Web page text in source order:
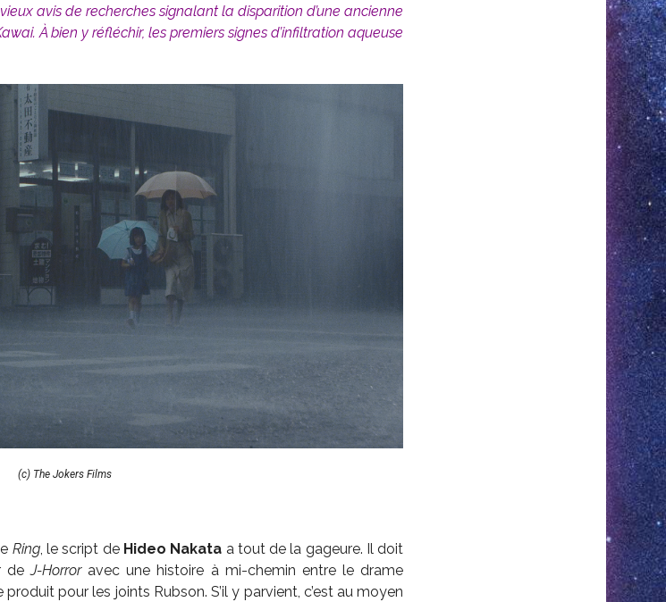
avis de recherches signalant la disparition d’une ancienne
Àbien y réfléchir, les premiers signes d’infiltration aqueuse
(c) The Jokers Films
Ring, le script de Hideo Nakata a tout de la gageure. Il doit
deJ-Horroravec une histoire à mi-chemin entre le drame
pour les joints Rubson. S’il y parvient, c’est au moyen